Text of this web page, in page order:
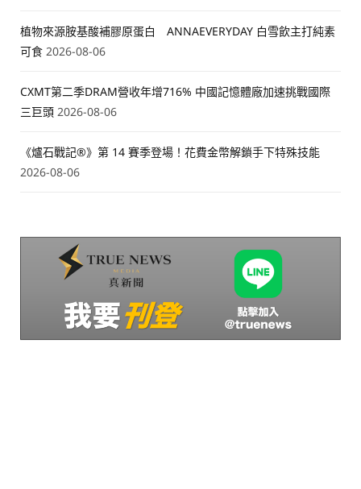
植物來源胺基酸補膠原蛋白 ANNAEVERYDAY 白雪飲主打純素
可食 2026-08-06
CXMT第二季DRAM營收年增716% 中國記憶體廠加速挑戰國際
三巨頭 2026-08-06
《爐石戰記®》第 14 賽季登場！花費金幣解鎖手下特殊技能
2026-08-06